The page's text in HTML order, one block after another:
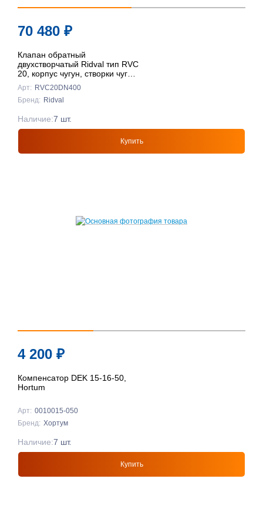
70 480 ₽
Клапан обратный
двухстворчатый Ridval тип RVC
20, корпус чугун, створки чуг
DN400 КРАСНЫЙ
Арт: RVC20DN400
Бренд: Ridval
Купить
Наличие:7 шт.
4 200 ₽
Компенсатор DEK 15-16-50,
Hortum
Арт: 0010015-050
Бренд: Хортум
Купить
Наличие:7 шт.